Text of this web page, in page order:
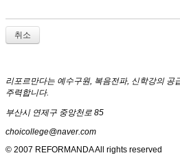
취소
리포르만다는 예수구원, 복음전파, 신학강의 공
주력합니다.
부산시 연제구 중앙천로 85
choicollege@naver.com
© 2007 REFORMANDA All rights reserved